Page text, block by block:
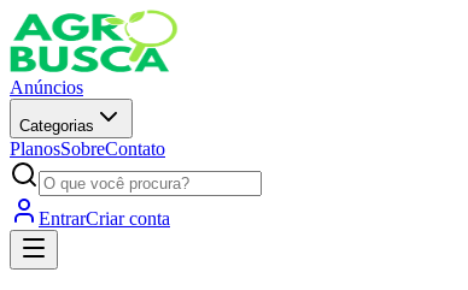
Anúncios
Categorias
PlanosSobreContato
EntrarCriar conta